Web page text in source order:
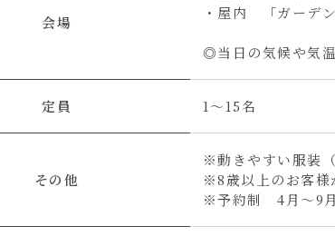
会場
・屋内 「ガーデ
◎当日の気候や気
定員 1～15名
その他
※動きやすい服装
※8歳以上のお客様
※予約制 4月～9月